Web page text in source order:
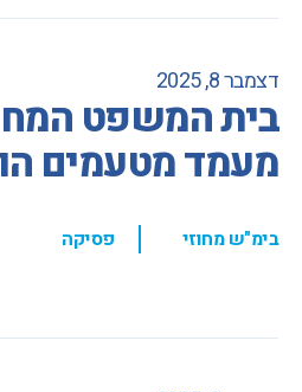
דצמבר 8, 2025
בית המשפט
מעמד מטעמים
בימ"ש מחוזי , פסיקה